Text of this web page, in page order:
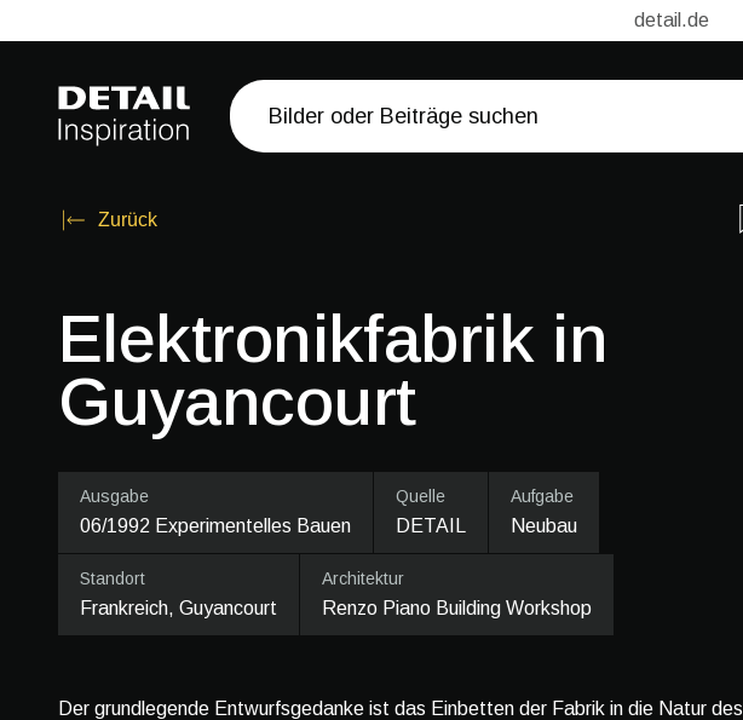
detail.de
Zurück
Elektronikfabrik in
Guyancourt
Ausgabe
06/1992 Experimentelles Bauen
Quelle
DETAIL
Aufgabe
Neubau
Standort
Frankreich, Guyancourt
Architektur
Renzo Piano Building ­Workshop
Der grundlegende Entwurfsgedanke ist das Einbetten der Fabrik in die Natur des